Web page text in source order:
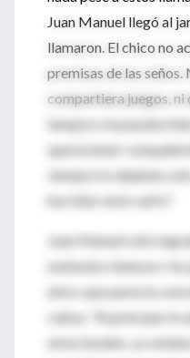
Juan Manuel llegó al
llamaron. El chico no
premisas de las
compartiera juegos, ni
tampoco la pasaba
quería tener
siempre lo dejaban
horrible verlo sufrir."
Juan Manuel sólo
estímulos intensos: los
único que parecía
calma. "Al principio le
emocionales; yo